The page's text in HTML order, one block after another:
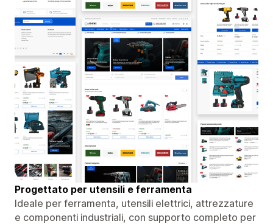
Progettato per utensili e ferramenta
Ideale per ferramenta, utensili elettrici, attrezzature
e componenti industriali, con supporto completo per